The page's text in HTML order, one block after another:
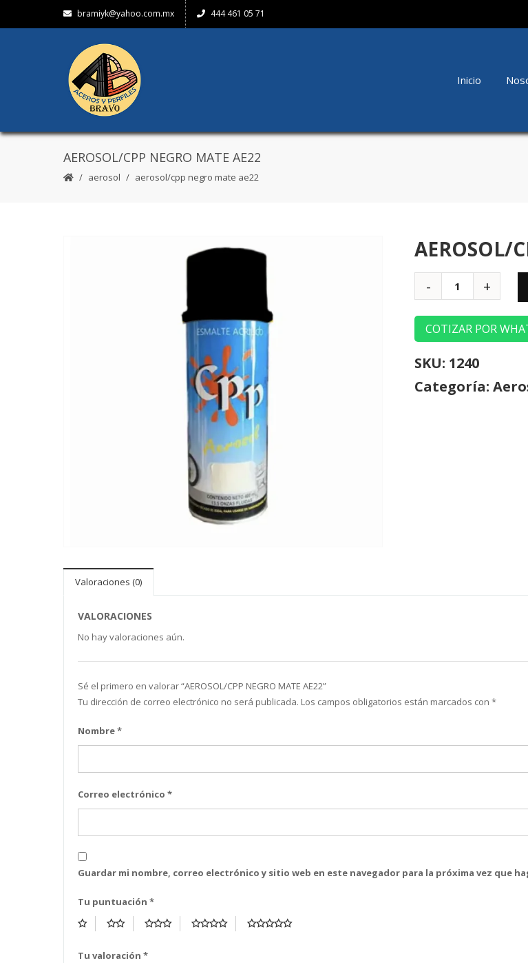
bramiyk@yahoo.com.mx 444 461 05 71
Inicio
AEROSOL/CPP NEGRO MATE AE22
aerosol aerosol/cpp negro mate ae22
AEROSOL/
COTIZAR POR
SKU: 1240
Categoría:
Valoraciones (0)
VALORACIONES
No hay valoraciones aún.
Sé el primero en valorar “AEROSOL/CPP NEGRO MATE AE22”
Tu dirección de correo electrónico no será publicada. Los campos obligatorios están marcados con *
Nombre*
Correo electrónico *
Guardar mi nombre, correo electrónico y sitio web en este navegador para la próxima vez que
Tu puntuación *
Tu valoración *